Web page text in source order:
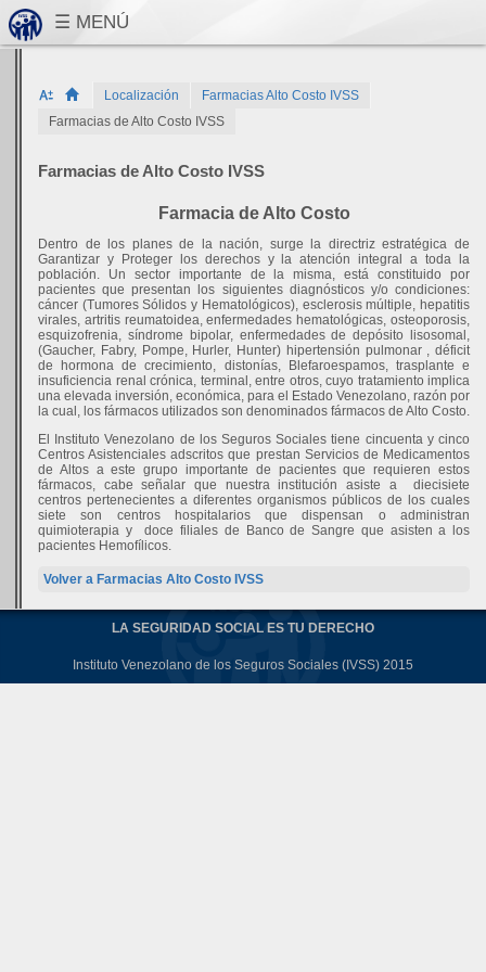
Localización
Farmacias Alto Costo IVSS
Farmacias de Alto Costo IVSS
Farmacias de Alto Costo IVSS
Farmacia de Alto Costo
Dentro de los planes de la nación, surge la directriz estratégica de
Garantizar y Proteger los derechos y la atención integral a toda la
población. Un sector importante de la misma, está constituido por
pacientes que presentan los siguientes diagnósticos y/o condiciones:
cáncer (Tumores Sólidos y Hematológicos), esclerosis múltiple, hepatitis
virales, artritis reumatoidea, enfermedades hematológicas, osteoporosis,
esquizofrenia, síndrome bipolar, enfermedades de depósito lisosomal,
(Gaucher, Fabry, Pompe, Hurler, Hunter) hipertensión pulmonar , déficit
de hormona de crecimiento, distonías, Blefaroespamos, trasplante e
insuficiencia renal crónica, terminal, entre otros, cuyo tratamiento implica
una elevada inversión, económica, para el Estado Venezolano, razón por
la cual, los fármacos utilizados son denominados fármacos de Alto Costo.
El Instituto Venezolano de los Seguros Sociales tiene cincuenta y cinco
Centros Asistenciales adscritos que prestan Servicios de Medicamentos
de Altos a este grupo importante de pacientes que requieren estos
fármacos, cabe señalar que nuestra institución asiste a
diecisiete
centros pertenecientes a diferentes organismos públicos de los cuales
siete son centros hospitalarios que dispensan o administran
quimioterapia y
doce filiales de Banco de Sangre que asisten a los
pacientes Hemofílicos.
Volver a Farmacias Alto Costo IVSS
LA SEGURIDAD SOCIAL ES TU DERECHO
Instituto Venezolano de los Seguros Sociales (IVSS) 2015